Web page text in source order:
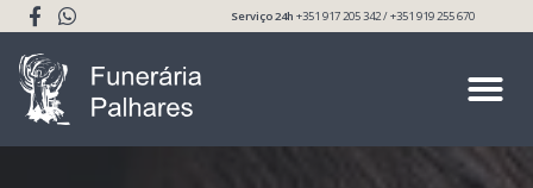
Serviço 24h+351 917 205 342 / +351 919 255 670